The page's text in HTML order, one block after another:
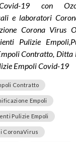
19 con
e laboratori
Corona Virus
Pulizie
Contratto, Ditta
Empoli Covid-19
Contratto
Empoli
Pulizie Empoli
CoronaVirus